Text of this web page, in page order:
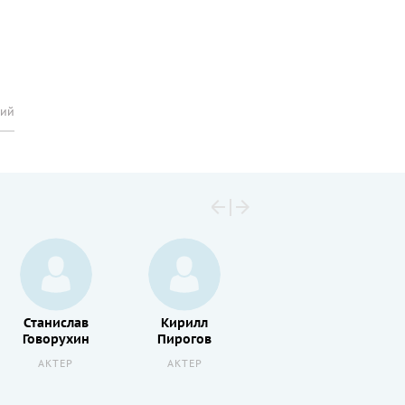
Станислав
Говорухин
АКТЕР
Кирилл
Пирогов
АКТЕР